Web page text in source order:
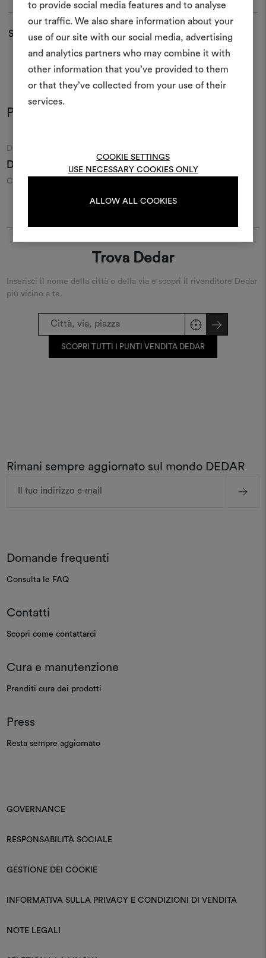
to provide social media features and to analyse
our traffic. We also share information about your
use of our site with our social media, advertising
and analytics partners who may combine it with
other information that you’ve provided to them
or that they’ve collected from your use of their
services.
COOKIE SETTINGS
USE NECESSARY COOKIES ONLY
ALLOW ALL COOKIES
Spedizioni e resi
Potrebbe interessarti anche
DEDAR
Dans Les Nuages 001
Ciniglia mélange
Candy Cotton 002
Trova Dedar
Inserisci il nome della città o della via e scopri il rivenditore Dedar
più vicino a te.
SCOPRI TUTTI I PUNTI VENDITA DEDAR
Rimani sempre aggiornato sul mondo DEDAR
Domande frequenti
Consulta le FAQ
Contatti
Scopri come contattarci
Cura e manutenzione
Prenditi cura dei prodotti
Press
Resta sempre aggiornato
GOVERNANCE
RESPONSABILITÀ SOCIALE
GESTIONE DEI COOKIE
INFORMATIVA SULLA PRIVACY E CONDIZIONI DI VENDITA
NOTE LEGALI
Crea
Uno strumento interattivo
e condividere le tue idee,
REGISTRATI